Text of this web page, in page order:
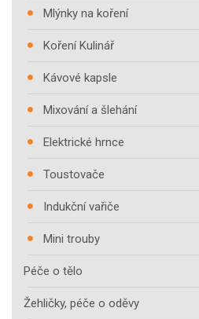
Mlýnky na koření
Koření Kulinář
Kávové kapsle
Mixování a šlehání
Elektrické hrnce
Toustovače
Indukční vařiče
Mini trouby
Péče o tělo
Žehličky, péče o oděvy